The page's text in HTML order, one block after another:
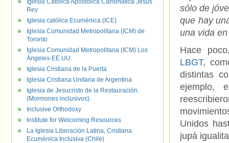
sólo de
que hay
una vida en
Hace
LBGT,
distintas
ejemplo,
Unidos
jupá
Iglesia Católica Apostólica Carismática Jesús
Rey
Iglesia católica Ecuménica (ICE)
Iglesia Comunidad Metropolitana (ICM) de
Toronto
Iglesia Comunidad Metropolitana (ICM) Los
Ángeles-EE.UU.
Iglesia Cristiana de la Puerta
Iglesia Cristiana Unitaria de Argentina
Iglesia de Jesucristo de la Restauración.
(Mormones inclusivos).
Inclusive Orthodoxy
Institute for Welcoming Resources
La Iglesia Liberación Latina, Cristiana
Ecuménica Inclusiva (Chile)